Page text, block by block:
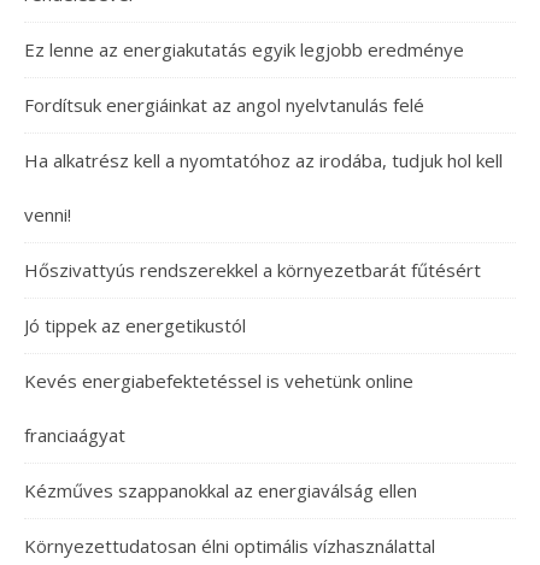
Ez lenne az energiakutatás egyik legjobb eredménye
Fordítsuk energiáinkat az angol nyelvtanulás felé
Ha alkatrész kell a nyomtatóhoz az irodába, tudjuk hol kell
venni!
Hőszivattyús rendszerekkel a környezetbarát fűtésért
Jó tippek az energetikustól
Kevés energiabefektetéssel is vehetünk online
franciaágyat
Kézműves szappanokkal az energiaválság ellen
Környezettudatosan élni optimális vízhasználattal